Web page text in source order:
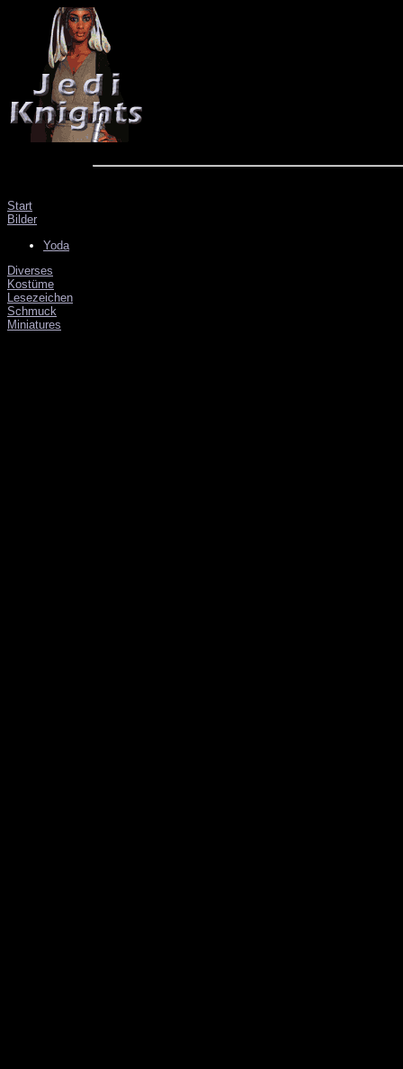
Start
Bilder
Yoda
Diverses
Kostüme
Lesezeichen
Schmuck
Miniatures